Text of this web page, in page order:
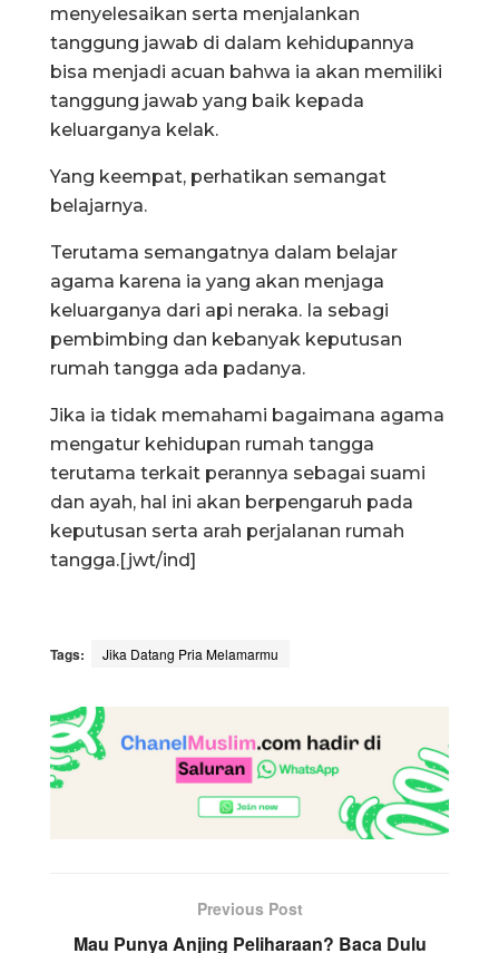
menyelesaikan serta menjalankan
tanggung jawab di dalam kehidupannya
bisa menjadi acuan bahwa ia akan memiliki
tanggung jawab yang baik kepada
keluarganya kelak.
Yang keempat, perhatikan semangat
belajarnya.
Terutama semangatnya dalam belajar
agama karena ia yang akan menjaga
keluarganya dari api neraka. Ia sebagi
pembimbing dan kebanyak keputusan
rumah tangga ada padanya.
Jika ia tidak memahami bagaimana agama
mengatur kehidupan rumah tangga
terutama terkait perannya sebagai suami
dan ayah, hal ini akan berpengaruh pada
keputusan serta arah perjalanan rumah
tangga.[jwt/ind]
Tags: Jika Datang Pria Melamarmu
Previous Post
Mau Punya Anjing Peliharaan? Baca Dulu